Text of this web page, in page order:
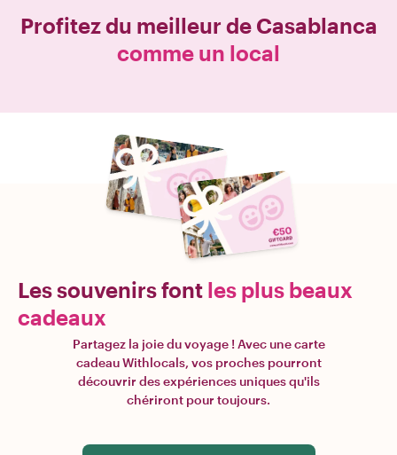
Profitez du meilleur de Casablanca
comme un local
Les souvenirs font les plus beaux
cadeaux
Partagez la joie du voyage ! Avec une carte
cadeau Withlocals, vos proches pourront
découvrir des expériences uniques qu'ils
chériront pour toujours.